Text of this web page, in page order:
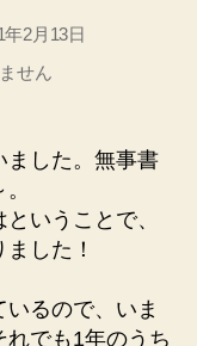
年2月13日
せん
ました。無事書
いうことで、
した！
るので、いま
でも1年のうち